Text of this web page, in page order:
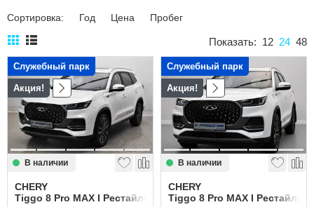
КОНТАКТЫ
Избранное
Сравнение
Личный кабинет
Сортировка: Год Цена Пробег
Показать: 12 24 48
Служебный парк
Акция!
В наличии
CHERY
Tiggo 8 Pro MAX I Рестайлинг
Служебный парк
Акция!
В наличии
CHERY
Tiggo 8 Pro MAX I Рестайлинг